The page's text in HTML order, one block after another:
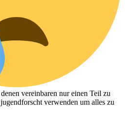
vereinbaren nur einen Teil zu
verwenden um alles zu